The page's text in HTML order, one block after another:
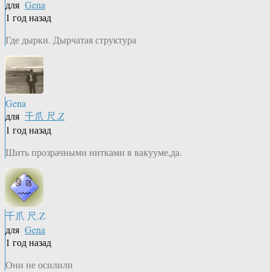
для Gena
1 год назад
Где дырки. Дырчатая структура
Gena
для 千爪 尺.Z
1 год назад
Шить прозрачными нитками в вакууме,да.
千爪 尺.Z
для Gena
1 год назад
Они не осилили